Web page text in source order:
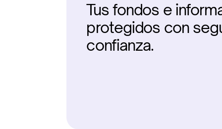
Tus fondos e
protegidos con
confianza.